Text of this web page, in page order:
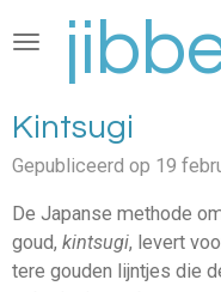
direct
de
hoofdinhoud
Kintsugi
Gepubliceerd op 19
De Japanse methode
goud, kintsugi, levert
tere gouden lijntjes die